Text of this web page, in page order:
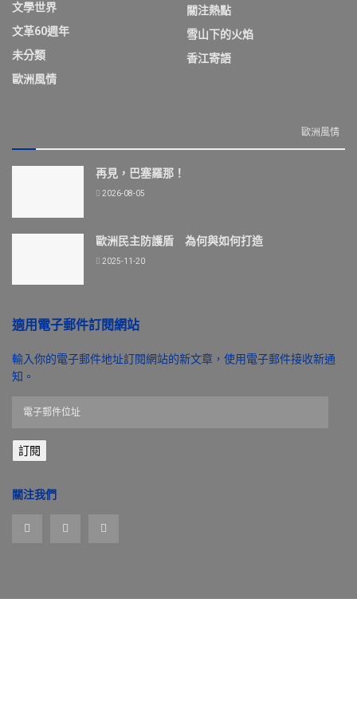
文學世界
文革60週年
未分類
歐洲風情
關注熱點
雪山下的火焰
香江寄語
歐洲風情
再見，巴塞羅那！
2026-08-05
歐洲民主防護盾 為何與如何打造
2025-11-20
適用電子郵件訂閱網站
輸入你的電子郵件地址訂閱網站的新文章，使用電子郵件接收新通
知。
郵
件
址
訂閱
關注我們